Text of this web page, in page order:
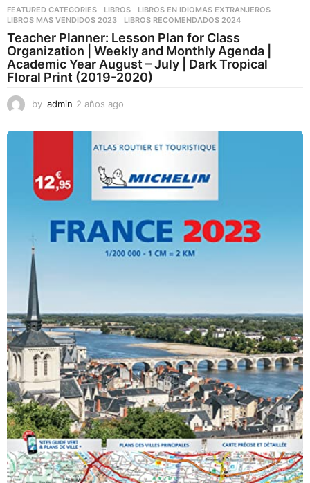
FEATURED CATEGORIES ,LIBROS ,LIBROS EN IDIOMAS EXTRANJEROS
LIBROS MAS VENDIDOS 2023
,LIBROS RECOMENDADOS 2024
Teacher Planner: Lesson Plan for Class
Organization | Weekly and Monthly Agenda |
Academic Year August – July | Dark Tropical
Floral Print (2019-2020)
by admin 2 años ago
o
g